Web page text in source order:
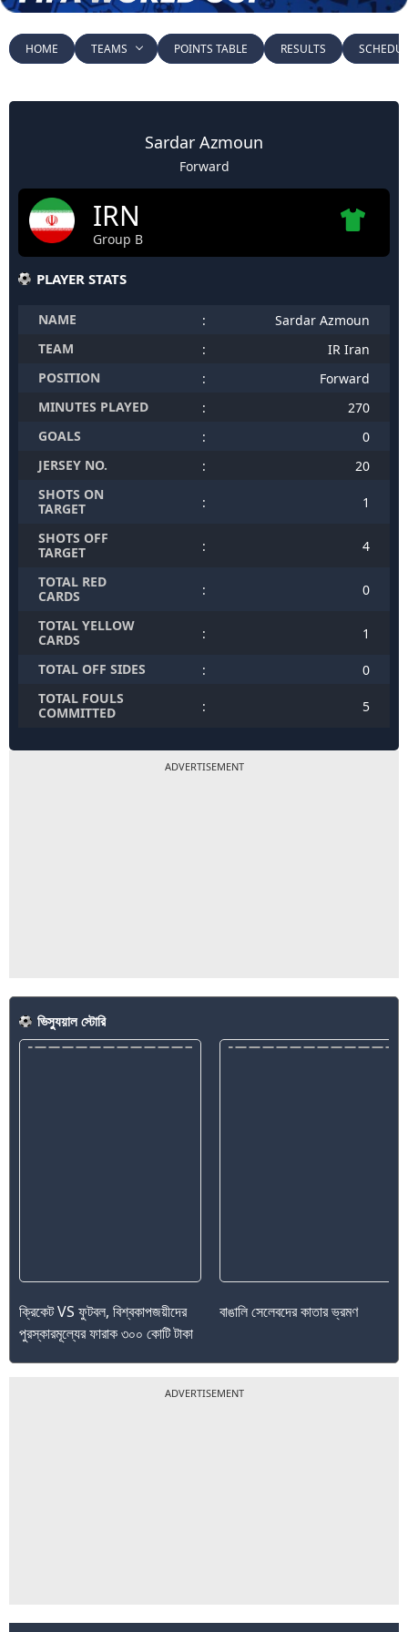
HOME TEAMS POINTS TABLE RESULTS
Sardar Azmoun
Forward
IRN
Group B
PLAYER STATS
NAME :
Sardar Azmoun
TEAM
:
IR Iran
POSITION
:
Forward
MINUTES PLAYED
:
270
GOALS
:
0
JERSEY NO.
:
20
SHOTS ON
TARGET
: 1
SHOTS OFF
TARGET
: 4
TOTAL RED
CARDS
: 0
TOTAL YELLOW
CARDS
: 1
TOTAL OFF SIDES :
0
TOTAL FOULS
COMMITTED
: 5
ADVERTISEMENT
ভিস্যুয়াল স্টোরি
ক্রিকেট VS ফুটবল, বিশ্বকাপজয়ীদের
পুরস্কারমূল্যের ফারাক ৩০০ কোটি টাকা
বাঙালি সেলেবদের কাতার ভ্রমণ
ADVERTISEMENT